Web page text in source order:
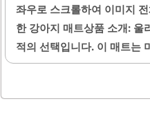
또한, 방수 기능이 있어 물감
청소가 용이하여 위생적인
은 부드럽고 폭신하여 아이
니다.이너매트가 포함되어
좌우로 스크롤하여 이미지
한 강아지 매트상품 소개: 울
적의 선택입니다. 이 매트는
아지의 안전을 고려하여 설
있습니다.매트의 재질은 부